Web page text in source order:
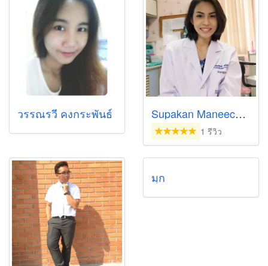
วรรณรวี คงกระพันธ์ Supakan Maneechote
1 รีวิว
มุก